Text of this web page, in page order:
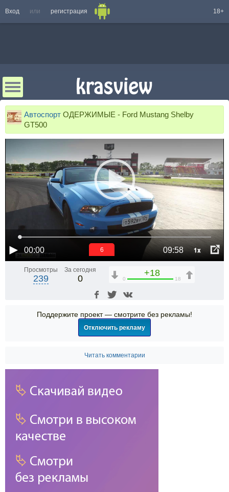
Вход или регистрация 18+
Автоспорт ОДЕРЖИМЫЕ - Ford Mustang Shelby
GT500
00:00 09:58 1x
6
Просмотры
239
За сегодня
0
+18
0 18
Поддержите проект — смотрите без рекламы!
Отключить рекламу
Читать комментарии